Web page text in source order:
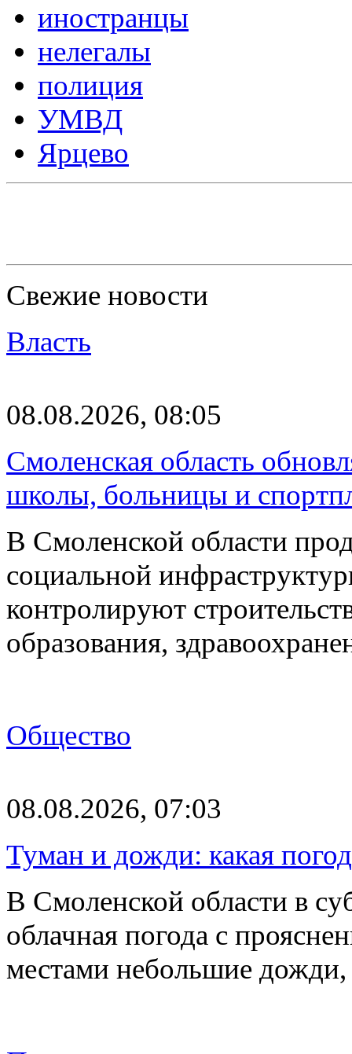
иностранцы
нелегалы
полиция
УМВД
Ярцево
Свежие новости
Власть
08.08.2026, 08:05
Смоленская область
школы, больницы и
В Смоленской области
социальной
контролируют
образования,
Общество
08.08.2026, 07:03
Туман и дожди: какая
В Смоленской области в
облачная погода с
местами небольшие